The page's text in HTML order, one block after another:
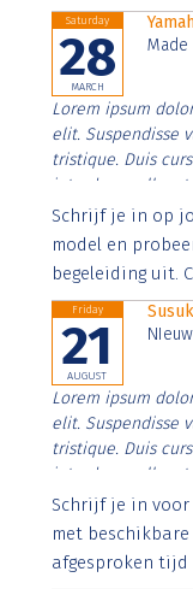
Saturday
28
MARCH
Made
Lorem ipsum
elit. Suspendisse
tristique. Duis
interdum nulla,
Aenean faucibus
imperdiet. Nunc
Schrijf je in op
model en
begeleiding uit.
Friday
21
AUGUST
Lorem ipsum
elit. Suspendisse
tristique. Duis
interdum nulla,
Aenean faucibus
imperdiet. Nunc
Schrijf je in
met
afgesproken tijd